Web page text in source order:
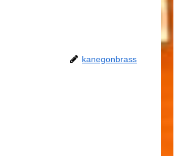
kanegonbrass